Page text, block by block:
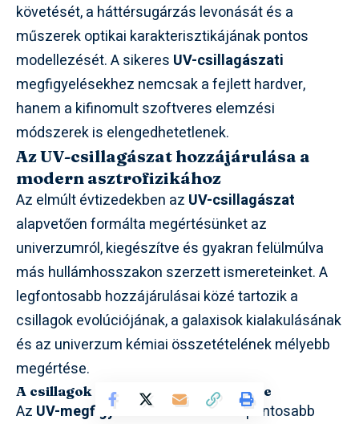
követését, a háttérsugárzás levonását és a
műszerek optikai karakterisztikájának pontos
modellezését. A sikeres UV-csillagászati
megfigyelésekhez nemcsak a fejlett hardver,
hanem a kifinomult szoftveres elemzési
módszerek is elengedhetetlenek.
Az UV-csillagászat hozzájárulása a
modern asztrofizikához
Az elmúlt évtizedekben az UV-csillagászat
alapvetően formálta megértésünket az
univerzumról, kiegészítve és gyakran felülmúlva
más hullámhosszakon szerzett ismereteinket. A
legfontosabb hozzájárulásai közé tartozik a
csillagok evolúciójának, a galaxisok kialakulásának
és az univerzum kémiai összetételének mélyebb
megértése.
A csillagok életciklusának megértése
Az UV-megfigyelések révén sokkal pontosabb